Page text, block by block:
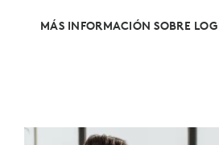
MÁS INFORMACIÓN SOBRE